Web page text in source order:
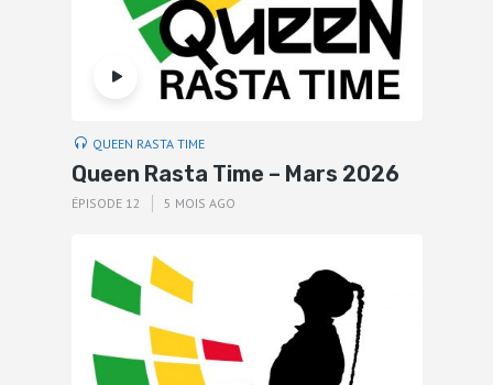
QUEEN RASTA TIME
Queen Rasta Time – Mars 2026
ÉPISODE 12 5 MOIS AGO